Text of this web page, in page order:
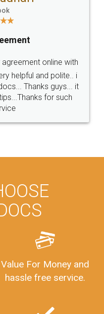
Value For Money and
hello@legaldocs.co.in
SOCIAL MEDIA